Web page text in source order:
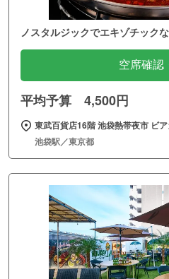
ノスタルジックでエキゾチック
空席確認
平均予算 4,500円
東武百貨店16階 池袋熱帯夜市 ビ
池袋駅／東京都